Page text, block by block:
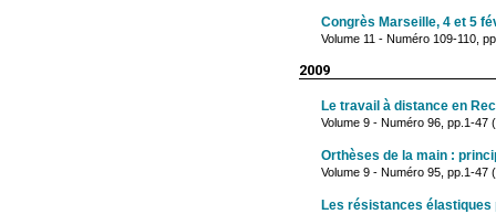
Congrès Marseille, 4 et 5
Volume 11 - Numéro 109-110,
2009
Le travail à distance en
Volume 9 - Numéro 96, pp.1-47
Orthèses de la main :
Volume 9 - Numéro 95, pp.1-47
Les résistances